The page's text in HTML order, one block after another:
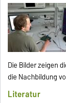
Die Bilder zeigen
die Nachbildung
Literatur